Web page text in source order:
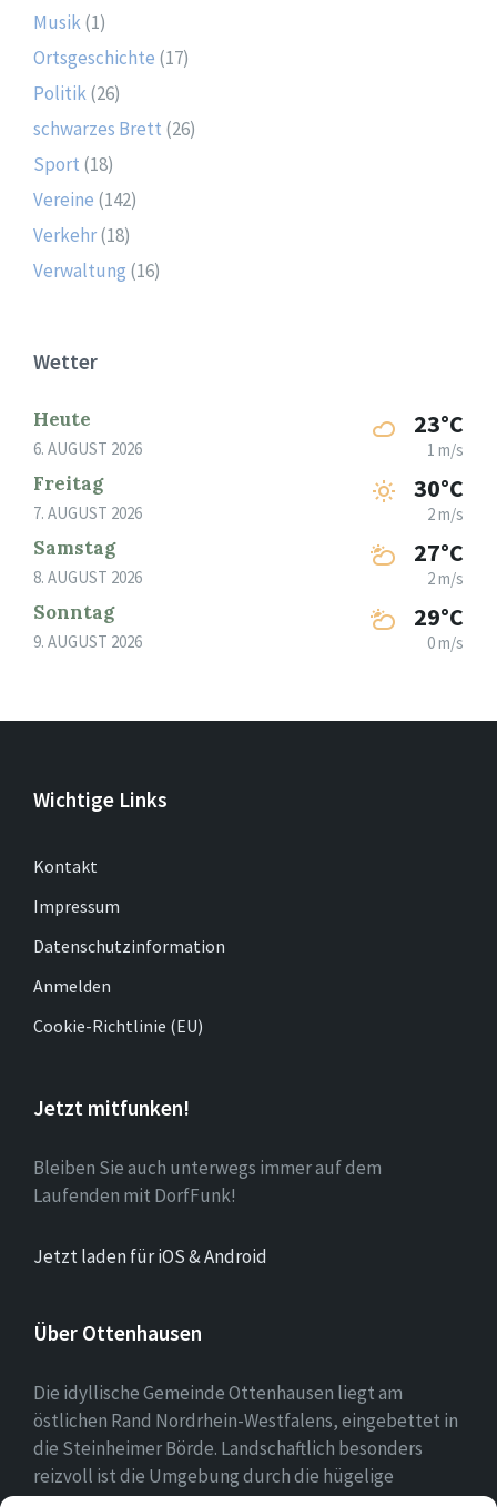
Musik(1)
Ortsgeschichte (17)
Politik(26)
schwarzes Brett (26)
Sport (18)
Vereine (142)
Verkehr(18)
Verwaltung (16)
Wetter
Heute
6. AUGUST 2026
23°C
1 m/s
Freitag
7. AUGUST 2026
30°C
2 m/s
Samstag
8. AUGUST 2026
27°C
2 m/s
Sonntag
9. AUGUST 2026
29°C
0 m/s
Wichtige Links
Kontakt
Impressum
Datenschutzinformation
Anmelden
Cookie-Richtlinie (EU)
Jetzt mitfunken!
Bleiben Sie auch unterwegs immer auf dem
Laufenden mit DorfFunk!
Jetzt laden für iOS & Android
Über Ottenhausen
Die idyllische Gemeinde Ottenhausen liegt am
östlichen Rand Nordrhein-Westfalens, eingebettet in
die Steinheimer Börde. Landschaftlich besonders
reizvoll ist die Umgebung durch die hügelige